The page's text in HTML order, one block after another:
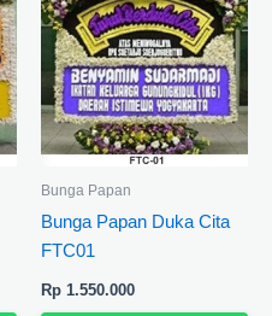
Bunga Papan
Bunga Papan Duka Cita
FTC01
Rp1.550.000